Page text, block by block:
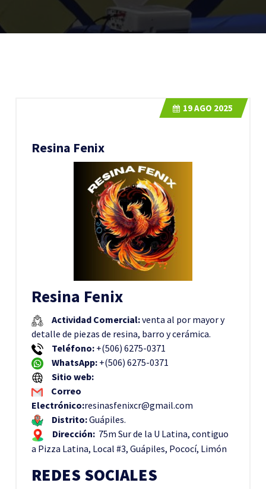
Resina Fenix
19AGO 2025
Resina Fenix
Actividad Comercial:venta al por mayor y
detalle de piezas de resina, barro y cerámica.
Teléfono: +(506) 6275-0371
WhatsApp: +(506) 6275-0371
Sitio web:
Correo
Electrónico:resinasfenixcr@gmail.com
Distrito:Guápiles.
Dirección: 75m Sur de la U Latina, contiguo
a Pizza Latina, Local #3, Guápiles, Pococí, Limón
REDES SOCIALES